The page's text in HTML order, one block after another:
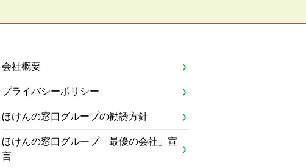
会社概要
プライバシーポリシー
ほけんの窓口グループの勧誘方針
ほけんの窓口グループ「最優の会社」宣
言